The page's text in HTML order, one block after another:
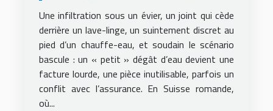
dépannage anticipé
Une infiltration sous un évier, un joint qui cède
derrière un lave-linge, un suintement discret au
pied d’un chauffe-eau, et soudain le scénario
bascule : un « petit » dégât d’eau devient une
facture lourde, une pièce inutilisable, parfois un
conflit avec l’assurance. En Suisse romande,
où...